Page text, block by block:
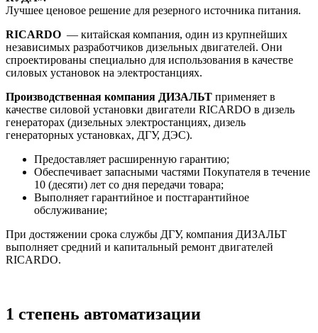
Лучшее ценовое решение для резерного источника питания.
RICARDO — китайская компания, один из крупнейших
независимых разработчиков дизельных двигателей. Они
спроектированы специально для использования в качестве
силовых установок на электростанциях.
Производственная компания ДИЗАЛЬТ применяет в
качестве силовой установки двигатели RICARDO в дизель
генераторах (дизельных электростанциях, дизель
генераторных установках, ДГУ, ДЭС).
Предоставляет расширенную гарантию;
Обеспечивает запасными частями Покупателя в течение
10 (десяти) лет со дня передачи товара;
Выполняет гарантийное и постгарантийное
обслуживание;
При достяжении срока службы ДГУ, компания ДИЗАЛЬТ
выполняет средний и капитальный ремонт двигателей
RICARDO.
1 степень автоматизации